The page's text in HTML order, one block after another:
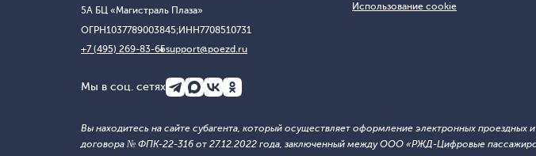
5А БЦ «Магистраль Плаза»
ОГРН1037789003845;ИНН7708510731
+7 (495) 269-83-65support@poezd.ru
Использование cookie
Мы в соц. сетях
Вы находитесь на сайте субагента, который осуществляет оформление электронных
договора № ФПК-22-316 от 27.12.2022 года, заключенный между ООО «РЖД-Цифровые